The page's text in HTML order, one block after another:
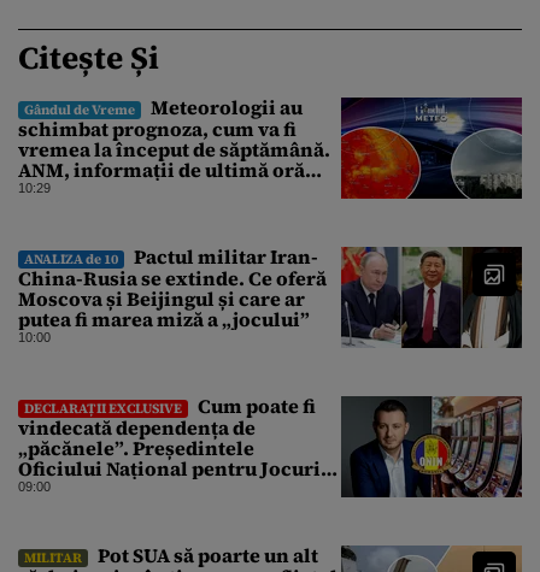
Citește Și
Gândul de Vreme
Meteorologii au
schimbat prognoza, cum va fi
vremea la început de săptămână.
ANM, informații de ultimă oră
pentru Gândul
10:29
ANALIZA de 10
Pactul militar Iran-
China-Rusia se extinde. Ce oferă
Moscova și Beijingul și care ar
putea fi marea miză a „jocului”
10:00
DECLARAȚII EXCLUSIVE
Cum poate fi
vindecată dependența de
„păcănele”. Președintele
Oficiului Național pentru Jocuri
de Noroc propune o ordonanță de
unică
09:00
MILITAR
Pot SUA să poarte un alt